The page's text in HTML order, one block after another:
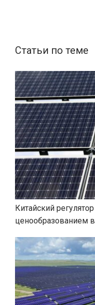
Статьи по теме
Китайский
ценообразованием